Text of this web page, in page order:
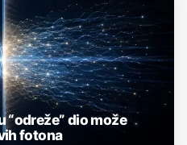
“odreže” dio može
fotona